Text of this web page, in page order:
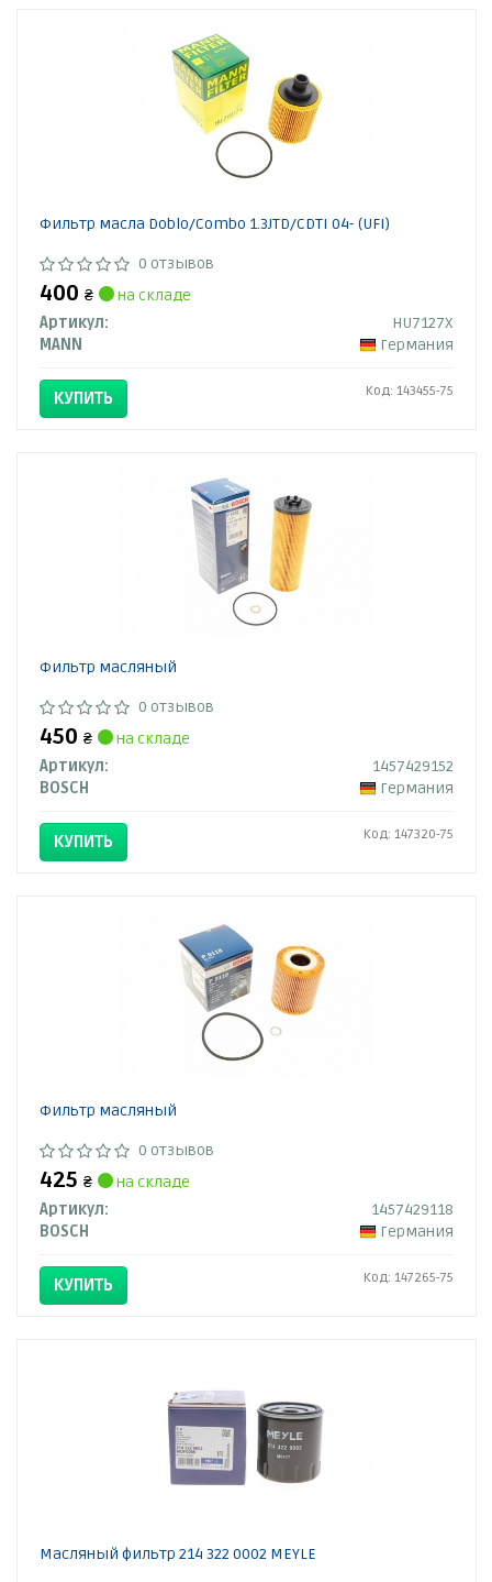
Фильтр масла Doblo/Combo 1.3JTD/CDTI 04- (UFI)
0 отзывов
400 ₴
на складе
Артикул:
HU7127X
MANN
Германия
КУПИТЬ Код: 143455-75
Фильтр масляный
0 отзывов
450 ₴
на складе
Артикул:
1457429152
BOSCH
Германия
КУПИТЬ Код: 147320-75
Фильтр масляный
0 отзывов
425 ₴
на складе
Артикул:
1457429118
BOSCH
Германия
КУПИТЬ Код: 147265-75
Масляный фильтр 214 322 0002 MEYLE